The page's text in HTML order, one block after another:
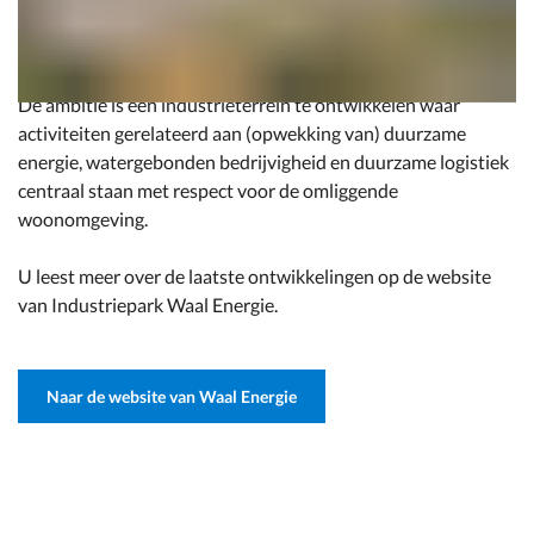
invulling van het terrein.
De ambitie is een industrieterrein te ontwikkelen waar
activiteiten gerelateerd aan (opwekking van) duurzame
energie, watergebonden bedrijvigheid en duurzame logistiek
centraal staan met respect voor de omliggende
woonomgeving.
U leest meer over de laatste ontwikkelingen op de website
van Industriepark Waal Energie.
Naar de website van Waal Energie